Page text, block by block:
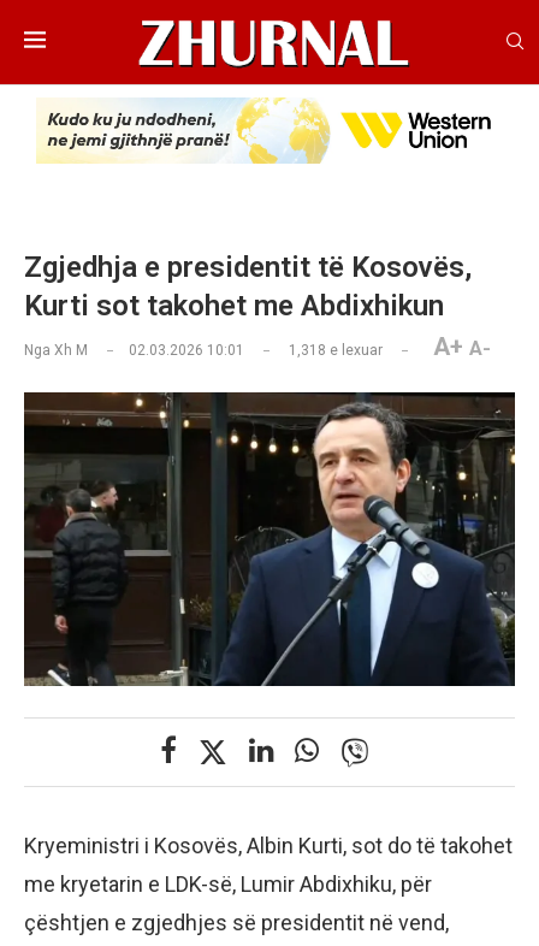
Zgjedhja e presidentit të Kosovës,
Kurti sot takohet me Abdixhikun
Nga Xh M 02.03.2026 10:01 1,318 e lexuar A+ A-
Kryeministri i Kosovës, Albin Kurti, sot do të takohet
me kryetarin e LDK-së, Lumir Abdixhiku, për
çështjen e zgjedhjes së presidentit në vend,